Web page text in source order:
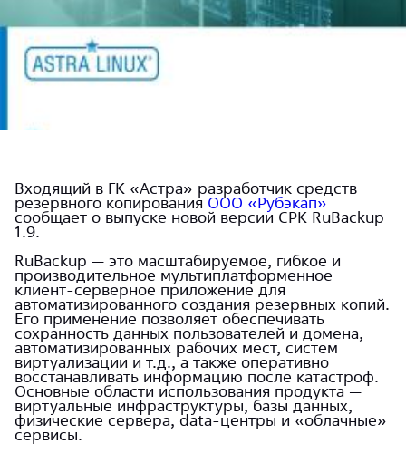
Входящий в ГК «Астра» разработчик средств
резервного копирования ООО «Рубэкап»
сообщает о выпуске новой версии СРК RuBackup
1.9.
RuBackup — это масштабируемое, гибкое и
производительное мультиплатформенное
клиент-серверное приложение для
автоматизированного создания резервных копий.
Его применение позволяет обеспечивать
сохранность данных пользователей и домена,
автоматизированных рабочих мест, систем
виртуализации и т.д., а также оперативно
восстанавливать информацию после катастроф.
Основные области использования продукта —
виртуальные инфраструктуры, базы данных,
физические сервера, data-центры и «облачные»
сервисы.